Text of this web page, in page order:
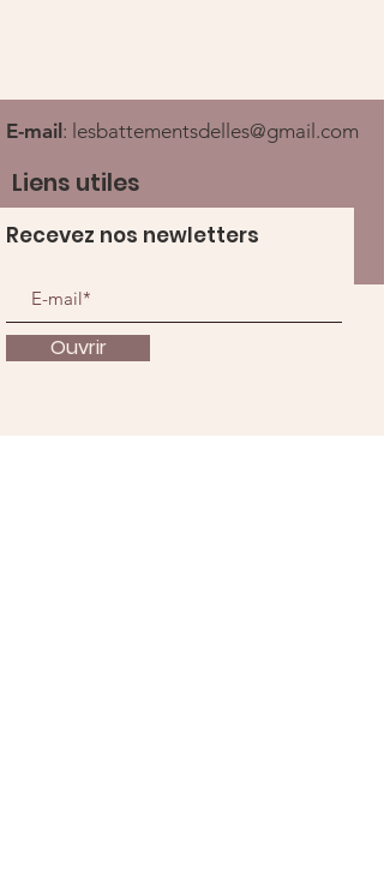
E-mail : lesbattementsdelles@gmail.com
Liens utiles
Recevez nos newletters
Ouvrir